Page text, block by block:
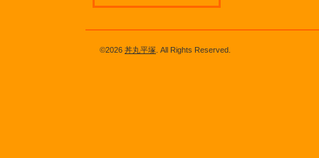
©2026 丼丸平塚 . All Rights Reserved.